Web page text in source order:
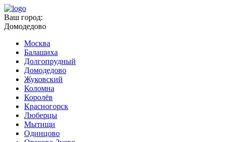
Ваш город:
Домодедово
Москва
Балашиха
Долгопрудный
Домодедово
Жуковский
Коломна
Королёв
Красногорск
Люберцы
Мытищи
Одинцово